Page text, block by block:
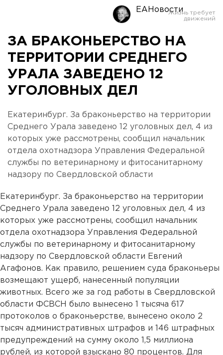
ЕАНовости
ЗА БРАКОНЬЕРСТВО НА
ТЕРРИТОРИИ СРЕДНЕГО
УРАЛА ЗАВЕДЕНО 12
УГОЛОВНЫХ ДЕЛ
Екатеринбург. За браконьерство на территории
Среднего Урала заведено 12 уголовных дел, 4 из
которых уже рассмотрены, сообщил начальник
отдела охотнадзора Управления Федеральной
службы по ветеринарному и фитосанитарному
надзору по Свердловской области
Екатеринбург. За браконьерство на территории
Среднего Урала заведено 12 уголовных дел, 4 из
которых уже рассмотрены, сообщил начальник
отдела охотнадзора Управления Федеральной
службы по ветеринарному и фитосанитарному
надзору по Свердловской области Евгений
Агафонов. Как правило, решением суда браконьеры
возмещают ущерб, нанесенный популяции
животных. Всего же за год работы в Свердловской
области ФСВСН было вынесено 1 тысяча 617
протоколов о браконьерстве, вынесено около 2
тысяч административных штрафов и 146 штрафных
предупреждений на сумму около 1,5 миллиона
рублей, из которой взыскано 80 процентов. Для